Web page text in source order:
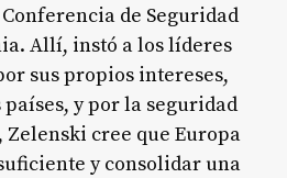
de Seguridad
Allí, instó a los líderes
sus propios intereses,
y por la seguridad
cree que Europa
y consolidar una